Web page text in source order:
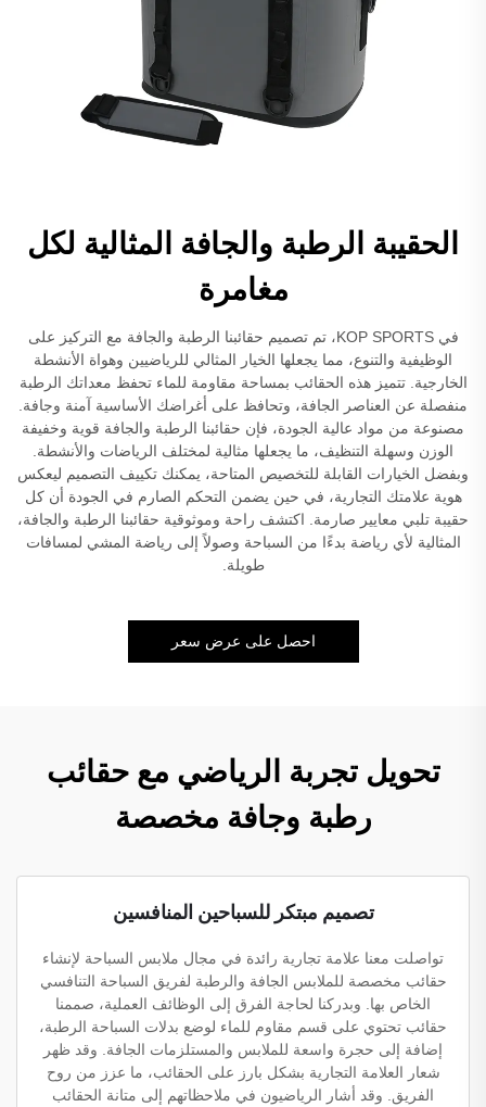
الحقيبة الرطبة والجافة المثالية لكل
مغامرة
في KOP SPORTS، تم تصميم حقائبنا الرطبة والجافة مع التركيز على
الوظيفية والتنوع، مما يجعلها الخيار المثالي للرياضيين وهواة الأنشطة
الخارجية. تتميز هذه الحقائب بمساحة مقاومة للماء تحفظ معداتك الرطبة
منفصلة عن العناصر الجافة، وتحافظ على أغراضك الأساسية آمنة وجافة.
مصنوعة من مواد عالية الجودة، فإن حقائبنا الرطبة والجافة قوية وخفيفة
الوزن وسهلة التنظيف، ما يجعلها مثالية لمختلف الرياضات والأنشطة.
وبفضل الخيارات القابلة للتخصيص المتاحة، يمكنك تكييف التصميم ليعكس
هوية علامتك التجارية، في حين يضمن التحكم الصارم في الجودة أن كل
حقيبة تلبي معايير صارمة. اكتشف راحة وموثوقية حقائبنا الرطبة والجافة،
المثالية لأي رياضة بدءًا من السباحة وصولاً إلى رياضة المشي لمسافات
طويلة.
احصل على عرض سعر
تحويل تجربة الرياضي مع حقائب
رطبة وجافة مخصصة
تصميم مبتكر للسباحين المنافسين
تواصلت معنا علامة تجارية رائدة في مجال ملابس السباحة لإنشاء
حقائب مخصصة للملابس الجافة والرطبة لفريق السباحة التنافسي
الخاص بها. وبدركنا لحاجة الفرق إلى الوظائف العملية، صممنا
حقائب تحتوي على قسم مقاوم للماء لوضع بدلات السباحة الرطبة،
إضافة إلى حجرة واسعة للملابس والمستلزمات الجافة. وقد ظهر
شعار العلامة التجارية بشكل بارز على الحقائب، ما عزز من روح
الفريق. وقد أشار الرياضيون في ملاحظاتهم إلى متانة الحقائب